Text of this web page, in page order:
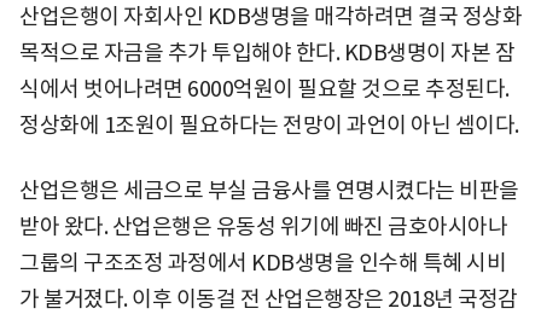
산업은행이 자회사인 KDB생명을 매각하려면 결국 정상화
목적으로 자금을 추가 투입해야 한다. KDB생명이 자본 잠
식에서 벗어나려면 6000억원이 필요할 것으로 추정된다.
정상화에 1조원이 필요하다는 전망이 과언이 아닌 셈이다.
산업은행은 세금으로 부실 금융사를 연명시켰다는 비판을
받아 왔다. 산업은행은 유동성 위기에 빠진 금호아시아나
그룹의 구조조정 과정에서 KDB생명을 인수해 특혜 시비
가 불거졌다. 이후 이동걸 전 산업은행장은 2018년 국정감